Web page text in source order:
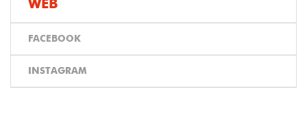
WEB
FACEBOOK
INSTAGRAM